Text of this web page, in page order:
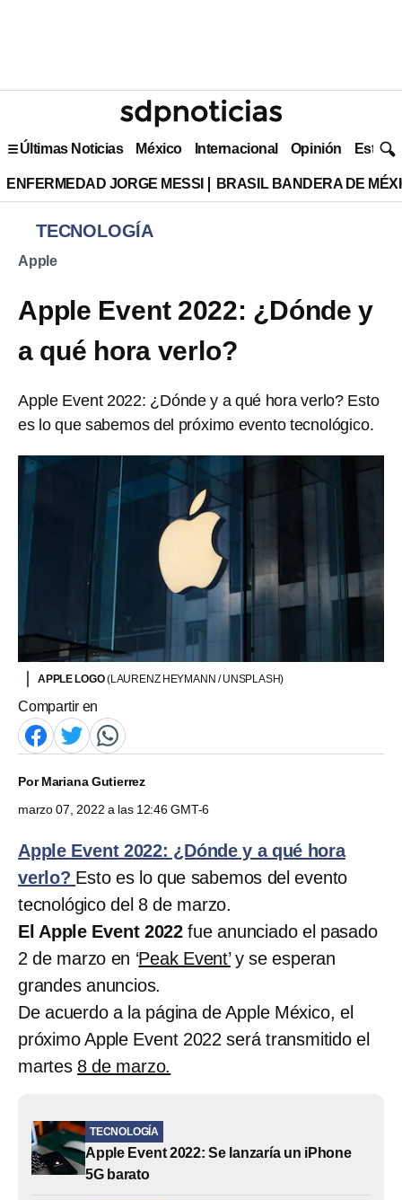
Últimas Noticias México Internacional Opinión Estilo
ENFERMEDAD JORGE MESSI BRASIL BANDERA DE
TECNOLOGÍA
Apple
Apple Event 2022: ¿Dónde y
a qué hora verlo?
Apple Event 2022: ¿Dónde y a qué hora verlo? Esto
es lo que sabemos del próximo evento tecnológico.
APPLE LOGO(LAURENZ HEYMANN / UNSPLASH)
Compartir en
PorMariana Gutierrez
marzo 07, 2022 a las 12:46 GMT-6
Apple Event 2022: ¿Dónde y a qué hora
verlo? Esto es lo que sabemos del evento
tecnológico del 8 de marzo.
El Apple Event 2022 fue anunciado el pasado
2 de marzo en ‘Peak Event’y se esperan
grandes anuncios.
De acuerdo a la página de Apple México, el
próximo Apple Event 2022 será transmitido el
martes 8 de marzo.
TECNOLOGÍA
Apple Event 2022: Se lanzaría un iPhone
5G barato